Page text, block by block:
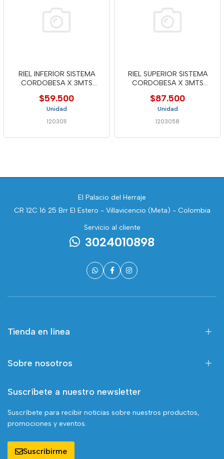
RIEL INFERIOR SISTEMA
CORDOBESA X 3MTS
$59.500
Unidad
1203011
RIEL SUPERIOR SISTEMA
CORDOBESA X 3MTS
$87.500
Unidad
1203058
El Palacio del Herraje
CR 12C 16 25 Brr El Estero - Villavicencio (Meta) - Colombia
Servicio al cliente
3024010898
Tienda en línea
Sobre nosotros
Suscríbete a nuestro newsletter
Suscríbete para recibir noticias sobre nuestros productos,
promociones y eventos.
Suscribirme